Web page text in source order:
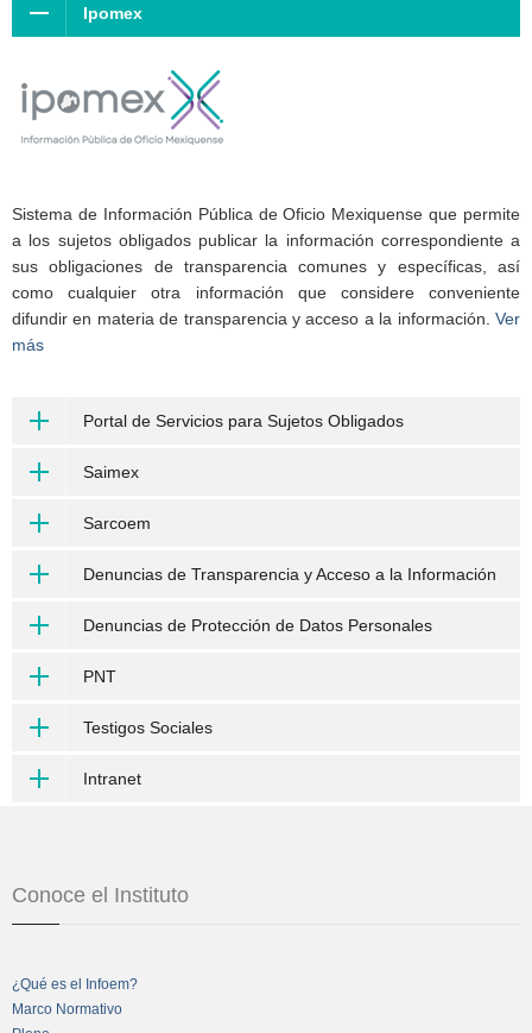
Ipomex
Sistema de Información Pública de Oficio Mexiquense que permite
a los sujetos obligados publicar la información correspondiente a
sus obligaciones de transparencia comunes y específicas, así
como cualquier otra información que considere conveniente
difundir en materia de transparencia y acceso a la información. Ver
más
Portal de Servicios para Sujetos Obligados
Saimex
Sarcoem
Denuncias de Transparencia y Acceso a la Información
Denuncias de Protección de Datos Personales
PNT
Testigos Sociales
Intranet
Conoce el Instituto
¿Qué es el Infoem?
Marco Normativo